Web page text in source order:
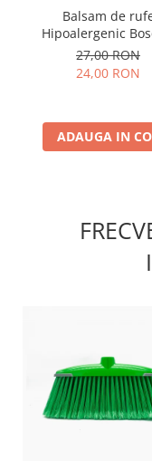
Balsam de
Hipoalergenic
Verde Colonia
27,00 RON
24,00 RON
ADAUGA IN